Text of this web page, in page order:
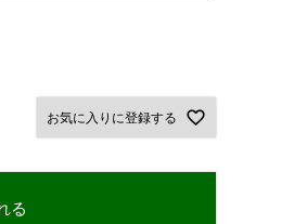
お気に入りに登録する
る